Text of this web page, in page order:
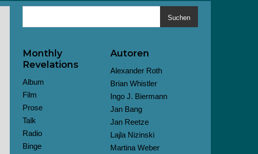
Suchen
Monthly
Revelations
Album
Film
Prose
Talk
Radio
Binge
Autoren
Alexander Roth
Brian Whistler
Ingo J. Biermann
Jan Bang
Jan Reetze
Lajla Nizinski
Martina Weber